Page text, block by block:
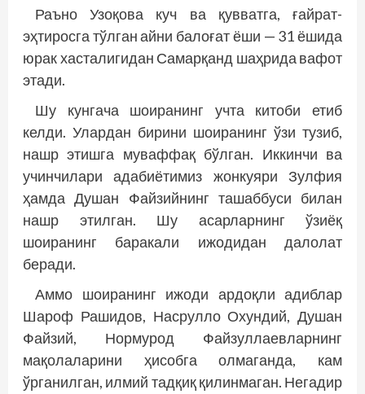
Раъно Узоқова куч ва қувватга, ғайрат-
эҳтиросга тўлган айни балоғат ёши — 31 ёшида
юрак хасталигидан Самарқанд шаҳрида вафот
этади.
Шу кунгача шоиранинг учта китоби етиб
келди. Улардан бирини шоиранинг ўзи тузиб,
нашр этишга муваффақ бўлган. Иккинчи ва
учинчилари адабиётимиз жонкуяри Зулфия
ҳамда Душан Файзийнинг ташаббуси билан
нашр этилган. Шу асарларнинг ўзиёқ
шоиранинг баракали ижодидан далолат
беради.
Аммо шоиранинг ижоди ардоқли адиблар
Шароф Рашидов, Насрулло Охундий, Душан
Файзий, Нормурод Файзуллаевларнинг
мақолаларини ҳисобга олмаганда, кам
ўрганилган, илмий тадқиқ қилинмаган. Негадир